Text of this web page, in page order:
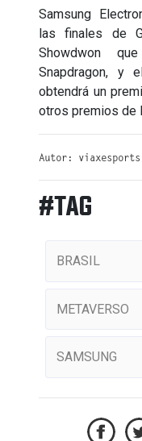
Samsung
las finales de
Showdwon
Snapdragon, y
obtendrá un
otros premios de
Autor: viaxesports
#TAG
BRASIL
METAVERSO
SAMSUNG